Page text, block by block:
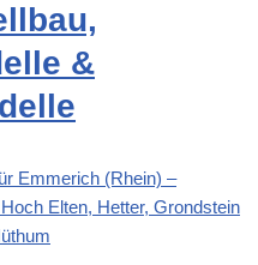
&
Emmerich (Rhein) –
Elten, Hetter, Grondstein